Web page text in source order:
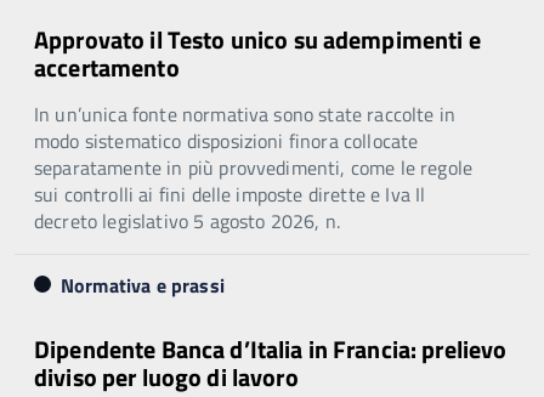
Approvato il Testo unico su adempimenti e
accertamento
In un’unica fonte normativa sono state raccolte in
modo sistematico disposizioni finora collocate
separatamente in più provvedimenti, come le regole
sui controlli ai fini delle imposte dirette e Iva Il
decreto legislativo 5 agosto 2026, n.
Normativa e prassi
Dipendente Banca d’Italia in Francia: prelievo
diviso per luogo di lavoro